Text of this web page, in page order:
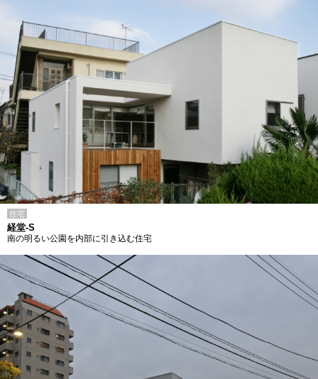
住宅
経堂-S
南の明るい公園を内部に引き込む住宅